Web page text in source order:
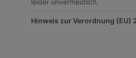
leider unvermeidlich.
Hinweis zur Verordnung (EU)